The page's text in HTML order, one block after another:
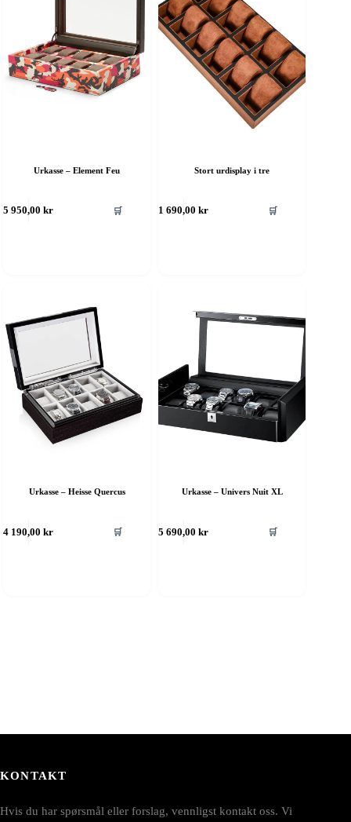
Urkasse – Element Feu
5 950,00kr 🛒
Stort urdisplay i tre
1 690,00kr 🛒
Urkasse – Heisse Quercus
4 190,00kr 🛒
Urkasse – Univers Nuit XL
5 690,00kr 🛒
KONTAKT
Hvis du har spørsmål eller forslag, vennligst kontakt oss. Vi